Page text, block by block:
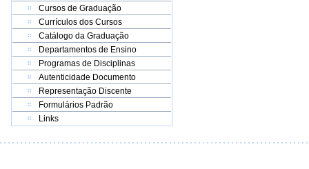
Cursos de Graduação
Currículos dos Cursos
Catálogo da Graduação
Departamentos de Ensino
Programas de Disciplinas
Autenticidade Documento
Representação Discente
Formulários Padrão
Links